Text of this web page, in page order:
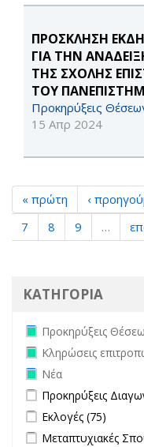
ΠΡΟΣΚΛΗΣΗ
ΓΙΑ ΤΗΝ
ΤΗΣ ΣΧΟΛΗΣ
ΤΟΥ
Προκηρύξεις
15 Απρ 2024
« πρώτη ‹
7
8 9 …
ΚΑΤΗΓΟΡΙΑ
Remove
Προκηρύξεις
Remove Κληρώσεις
Κληρώσεις
Remove Νέα filter
Νέα
Apply Προκηρύξεις
Προκηρύξεις
Apply Εκλογές filter
Εκλογές (75)
ApplyΜεταπτυχιακές